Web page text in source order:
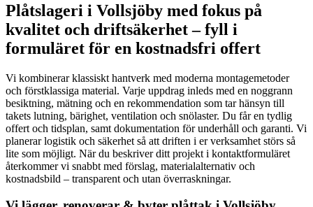
Plåtslageri i Vollsjöby med fokus på
kvalitet och driftsäkerhet – fyll i
formuläret för en kostnadsfri offert
Vi kombinerar klassiskt hantverk med moderna montage­metoder
och förstklassiga material. Varje uppdrag inleds med en noggrann
besiktning, mätning och en rekommendation som tar hänsyn till
takets lutning, bärighet, ventilation och snölaster. Du får en tydlig
offert och tidsplan, samt dokumentation för underhåll och garanti. Vi
planerar logistik och säkerhet så att driften i er verksamhet störs så
lite som möjligt. När du beskriver ditt projekt i kontaktformuläret
återkommer vi snabbt med förslag, materialalternativ och
kostnadsbild – transparent och utan överraskningar.